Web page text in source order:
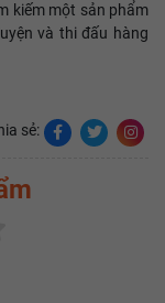
kiếm một sản phẩm
và thi đấu hàng
sẻ: